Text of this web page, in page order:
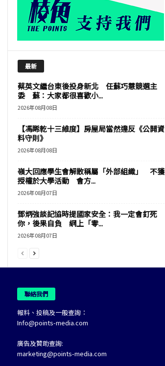
最新
蔡英文繼台東後投身新北 任蘇巧慧競選主
委 蘇：大家都很喜歡小...
2026年08月08日
【馮睎乾十三維度】房屋局當然違反《公開資
料守則》
2026年08月08日
嶺大回應學生會解散稱屬「外部組織」 不獲
授權於大學活動 會方...
2026年08月07日
鄧炳強談記協時提國家安全：我一定會釘死
你，後果自負 網上「零...
2026年08月07日
聯絡我們
報料、投稿及一般查詢：
Info@points-media.com
廣告及贊助查詢:
marketing@points-media.com